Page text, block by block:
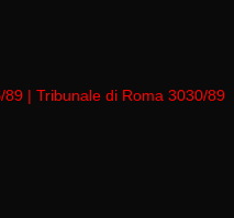
89 | Tribunale di Roma 3030/89